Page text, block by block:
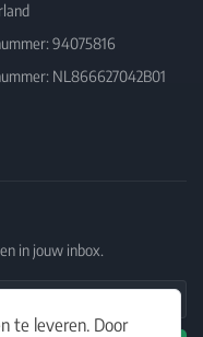
te leveren. Door
94075816
NL866627042B01
in jouw inbox.